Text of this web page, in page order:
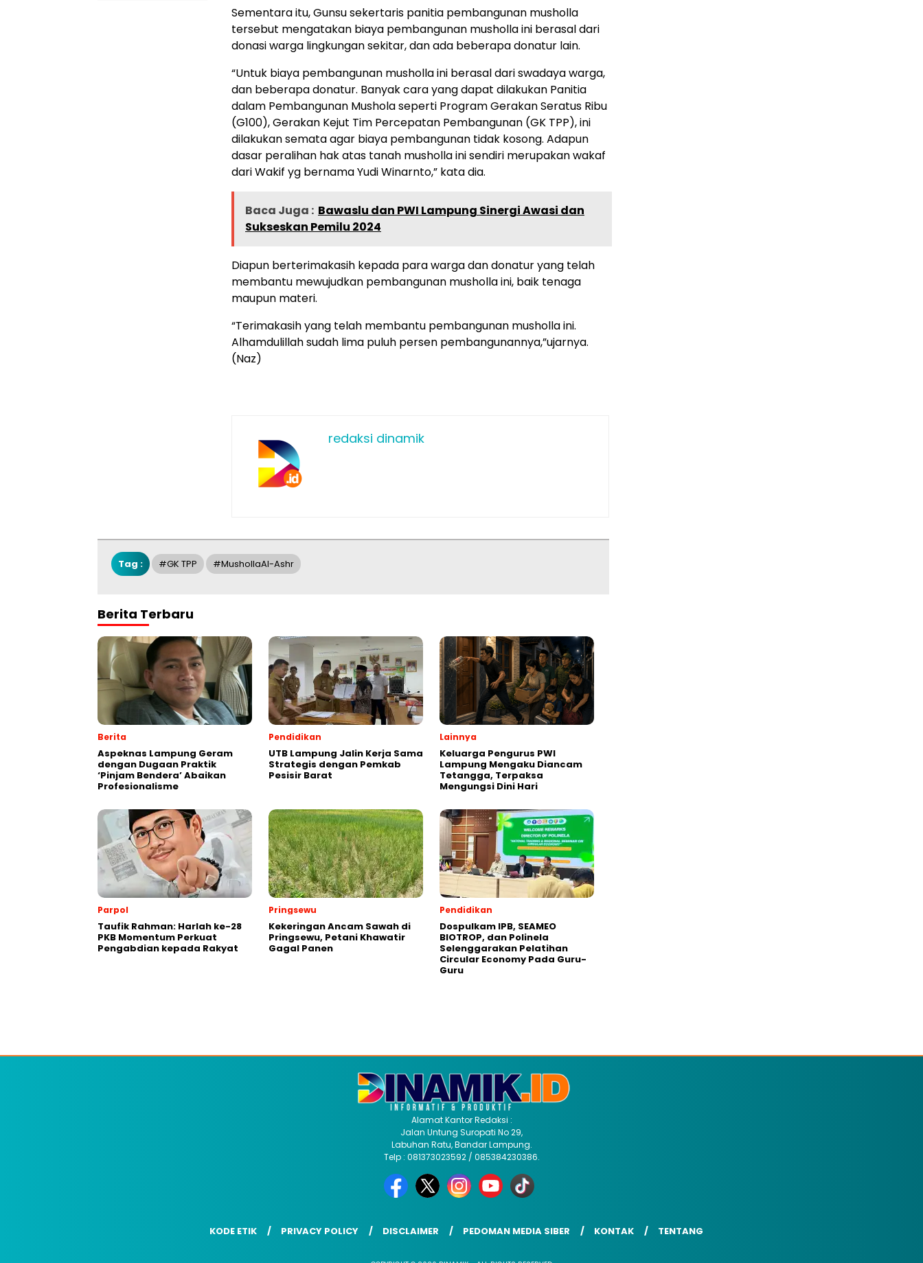
Sementara itu, Gunsu sekertaris panitia pembangunan musholla
tersebut mengatakan biaya pembangunan musholla ini berasal dari
donasi warga lingkungan sekitar, dan ada beberapa donatur lain.
“Untuk biaya pembangunan musholla ini berasal dari swadaya warga,
dan beberapa donatur. Banyak cara yang dapat dilakukan Panitia
dalam Pembangunan Mushola seperti Program Gerakan Seratus Ribu
(G100), Gerakan Kejut Tim Percepatan Pembangunan (GK TPP), ini
dilakukan semata agar biaya pembangunan tidak kosong. Adapun
dasar peralihan hak atas tanah musholla ini sendiri merupakan wakaf
dari Wakif yg bernama Yudi Winarnto,” kata dia.
Baca Juga : Bawaslu dan PWI Lampung Sinergi Awasi dan
Sukseskan Pemilu 2024
Diapun berterimakasih kepada para warga dan donatur yang telah
membantu mewujudkan pembangunan musholla ini, baik tenaga
maupun materi.
“Terimakasih yang telah membantu pembangunan musholla ini.
Alhamdulillah sudah lima puluh persen pembangunannya,”ujarnya.
(Naz)
redaksi dinamik
Tag : #GK TPP #MushollaAl-Ashr
Berita Terbaru
Berita
Aspeknas Lampung Geram
dengan Dugaan Praktik
‘Pinjam Bendera’ Abaikan
Profesionalisme
Pendidikan
UTB Lampung Jalin Kerja Sama
Strategis dengan Pemkab
Pesisir Barat
Lainnya
Keluarga Pengurus PWI
Lampung Mengaku Diancam
Tetangga, Terpaksa
Mengungsi Dini Hari
Parpol
Taufik Rahman: Harlah ke-28
PKB Momentum Perkuat
Pengabdian kepada Rakyat
Pringsewu
Kekeringan Ancam Sawah di
Pringsewu, Petani Khawatir
Gagal Panen
Pendidikan
Dospulkam IPB, SEAMEO
BIOTROP, dan Polinela
Selenggarakan Pelatihan
Circular Economy Pada Guru-
Guru
Alamat Kantor Redaksi :
Jalan Untung Suropati No 29,
Labuhan Ratu, Bandar Lampung.
Telp : 081373023592 / 085384230386.
KODE ETIK PRIVACY POLICY DISCLAIMER PEDOMAN MEDIA SIBER KONTAK TENTANG